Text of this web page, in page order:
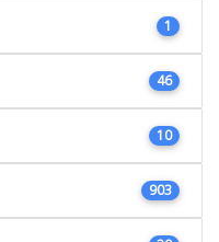
1
46
10
903